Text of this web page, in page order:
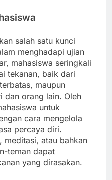
salah satu kunci
menghadapi ujian
mahasiswa seringkali
tekanan, baik dari
maupun
dan orang lain. Oleh
untuk
cara mengelola
percaya diri.
meditasi, atau bahkan
teman dapat
yang dirasakan.